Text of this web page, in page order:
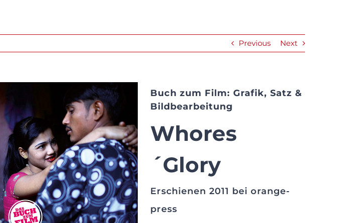
Previous Next
Buch zum Film: Grafik, Satz &
Bildbearbeitung
Whores
´Glory
Erschienen 2011 bei orange-
press